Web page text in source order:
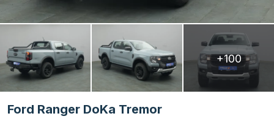
+100
Ford Ranger DoKa Tremor